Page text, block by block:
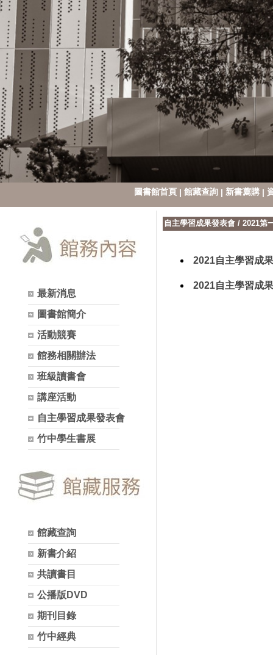
圖書館首頁 | 館藏查詢| 新書薦購|
最新消息
圖書館簡介
活動競賽
館務相關辦法
班級讀書會
講座活動
自主學習成果發表會
竹中學生書展
館藏查詢
新書介紹
共讀書目
公播版DVD
期刊目錄
竹中經典
自主學習成果發表會 / 2021第
2021自主學習成
2021自主學習成